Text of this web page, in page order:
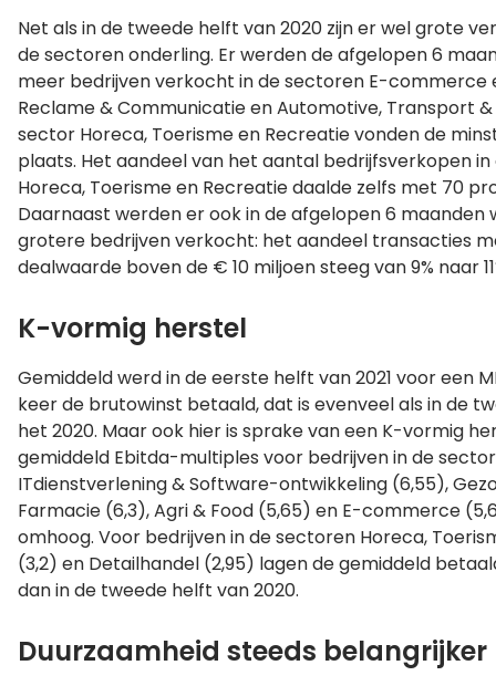
Net als in de tweede helft van 2020 zijn er wel grote
de sectoren onderling. Er werden de afgelopen 6
meer bedrijven verkocht in de sectoren E-commerce
Reclame & Communicatie en Automotive, Transport &
sector Horeca, Toerisme en Recreatie vonden de
plaats. Het aandeel van het aantal bedrijfsverkopen
Horeca, Toerisme en Recreatie daalde zelfs met 70
Daarnaast werden er ook in de afgelopen 6 maanden
grotere bedrijven verkocht: het aandeel transacties
dealwaarde boven de € 10 miljoen steeg van 9% naar
K-vormig herstel
Gemiddeld werd in de eerste helft van 2021 voor een
keer de brutowinst betaald, dat is evenveel als in de
het 2020. Maar ook hier is sprake van een K-vormig
gemiddeld Ebitda-multiples voor bedrijven in de
ITdienstverlening & Software-ontwikkeling (6,55),
Farmacie (6,3), Agri & Food (5,65) en E-commerce
omhoog. Voor bedrijven in de sectoren Horeca,
(3,2) en Detailhandel (2,95) lagen de gemiddeld
dan in de tweede helft van 2020.
Duurzaamheid steeds belangrijker